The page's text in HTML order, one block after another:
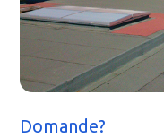
Domande?